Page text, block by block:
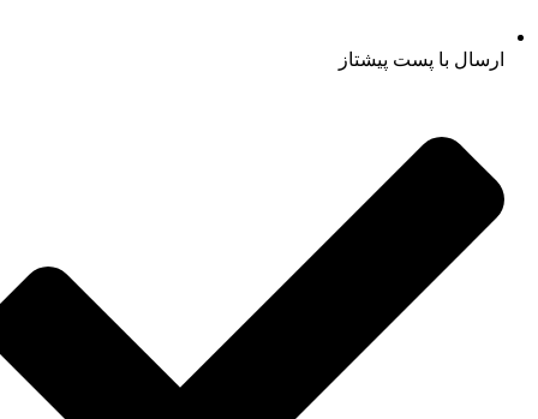
ارسال با پست پیشتاز